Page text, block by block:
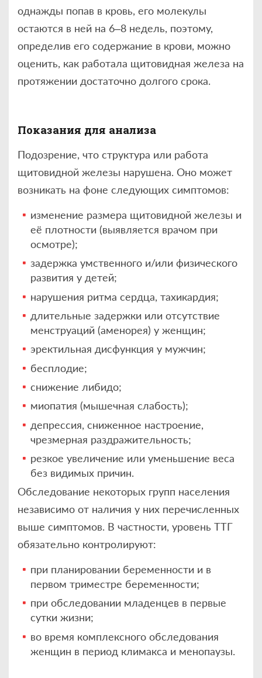
однажды попав в кровь, его молекулы
остаются в ней на 6–8 недель, поэтому,
определив его содержание в крови, можно
оценить, как работала щитовидная железа на
протяжении достаточно долгого срока.
Показания для анализа
Подозрение, что структура или работа
щитовидной железы нарушена. Оно может
возникать на фоне следующих симптомов:
изменение размера щитовидной железы и
её плотности (выявляется врачом при
осмотре);
задержка умственного и/или физического
развития у детей;
нарушения ритма сердца, тахикардия;
длительные задержки или отсутствие
менструаций (аменорея) у женщин;
эректильная дисфункция у мужчин;
бесплодие;
снижение либидо;
миопатия (мышечная слабость);
депрессия, сниженное настроение,
чрезмерная раздражительность;
резкое увеличение или уменьшение веса
без видимых причин.
Обследование некоторых групп населения
независимо от наличия у них перечисленных
выше симптомов. В частности, уровень ТТГ
обязательно контролируют:
при планировании беременности и в
первом триместре беременности;
при обследовании младенцев в первые
сутки жизни;
во время комплексного обследования
женщин в период климакса и менопаузы.